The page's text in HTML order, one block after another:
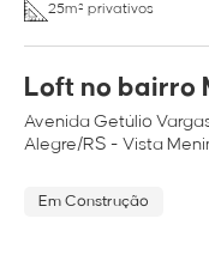
25m² privativos
Loft no bairro
AvenidaGetúlio
Alegre/RS - Vista
Em Construção